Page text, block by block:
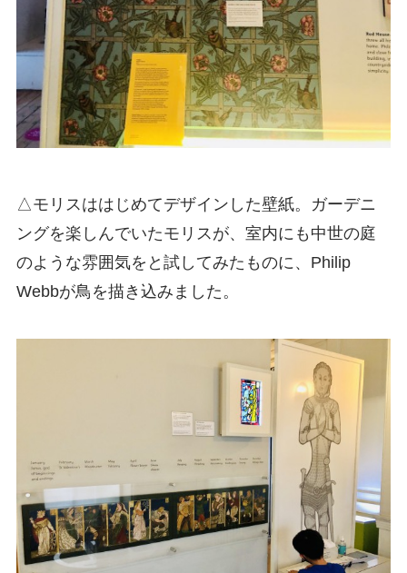
△モリスははじめてデザインした壁紙。ガーデニ
ングを楽しんでいたモリスが、室内にも中世の庭
のような雰囲気をと試してみたものに、Philip
Webbが鳥を描き込みました。